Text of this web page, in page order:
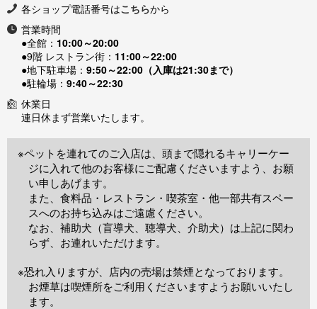
各ショップ電話番号はこちらから
営業時間
●全館： 10:00～20:00
●9階 レストラン街： 11:00～22:00
●地下駐車場： 9:50～22:00（入庫は21:30まで）
●駐輪場： 9:40～22:30
休業日
連日休まず営業いたします。
※ペットを連れてのご入店は、頭まで隠れるキャリーケー
ジに入れて他のお客様にご配慮くださいますよう、お願
い申しあげます。
また、食料品・レストラン・喫茶室・他一部共有スペー
スへのお持ち込みはご遠慮ください。
なお、補助犬（盲導犬、聴導犬、介助犬）は上記に関わ
らず、お連れいただけます。
※恐れ入りますが、店内の売場は禁煙となっております。
お煙草は喫煙所をご利用くださいますようお願いいたし
ます。